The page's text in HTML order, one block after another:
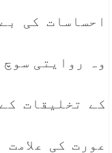
احساسات کی
وہ روایتی سوچ
کے تخلیقات
عورت کی